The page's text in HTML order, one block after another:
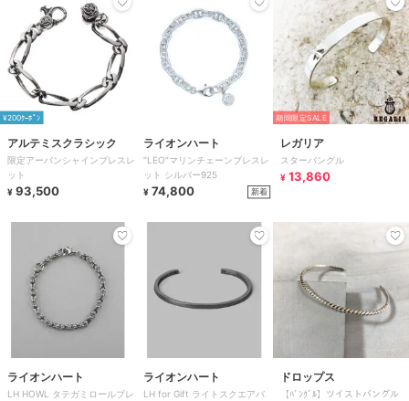
¥200ｸｰﾎﾟﾝ
アルテミスクラシック
限定アーバンシャインブレスレ
ット
¥ 93,500
ライオンハート
“LEO”マリンチェーンブレスレ
ット シルバー925
¥ 74,800 新着
期間限定SALE
レガリア
スターバングル
¥ 13,860
ライオンハート
LH HOWL タテガミロールブレ
ライオンハート
LH for Gift ライトスクエアバ
ドロップス
【ﾊﾞﾝｸﾞﾙ】ツイストバングル